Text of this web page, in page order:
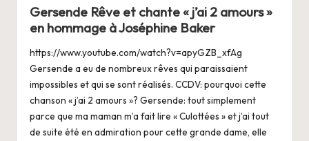
Gersende Rêve et chante « j’ai 2 amours »
en hommage à Joséphine Baker
https://www.youtube.com/watch?v=apyGZB_xfAg
Gersende a eu de nombreux rêves qui paraissaient
impossibles et qui se sont réalisés. CCDV: pourquoi cette
chanson « j’ai 2 amours »? Gersende: tout simplement
parce que ma maman m’a fait lire « Culottées » et j’ai tout
de suite été en admiration pour cette grande dame, elle